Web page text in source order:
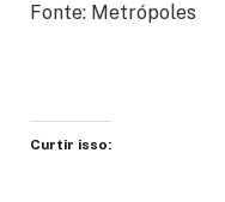
Fonte: Metrópoles
Curtir isso: